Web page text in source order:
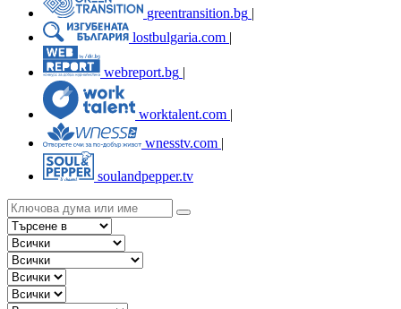
greentransition.bg |
lostbulgaria.com |
webreport.bg
worktalent.com |
wnesstv.com |
soulandpepper.tv